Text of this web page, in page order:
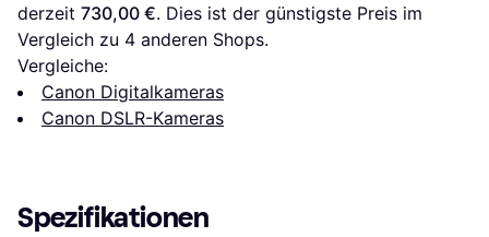
derzeit 730,00 €. Dies ist der günstigste Preis im
Vergleich zu 4 anderen Shops.
Vergleiche:
Canon Digitalkameras
Canon DSLR-Kameras
Spezifikationen